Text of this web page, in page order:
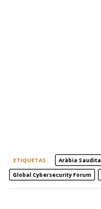
ETIQUETAS Aràbia Saudita
Global Cybersecurity Forum